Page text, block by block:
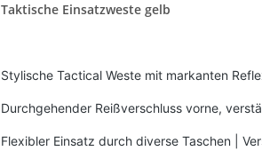
Taktische Einsatzweste gelb
Stylische Tactical Weste mit markanten
Durchgehender Reißverschluss vorne,
Flexibler Einsatz durch diverse Taschen |